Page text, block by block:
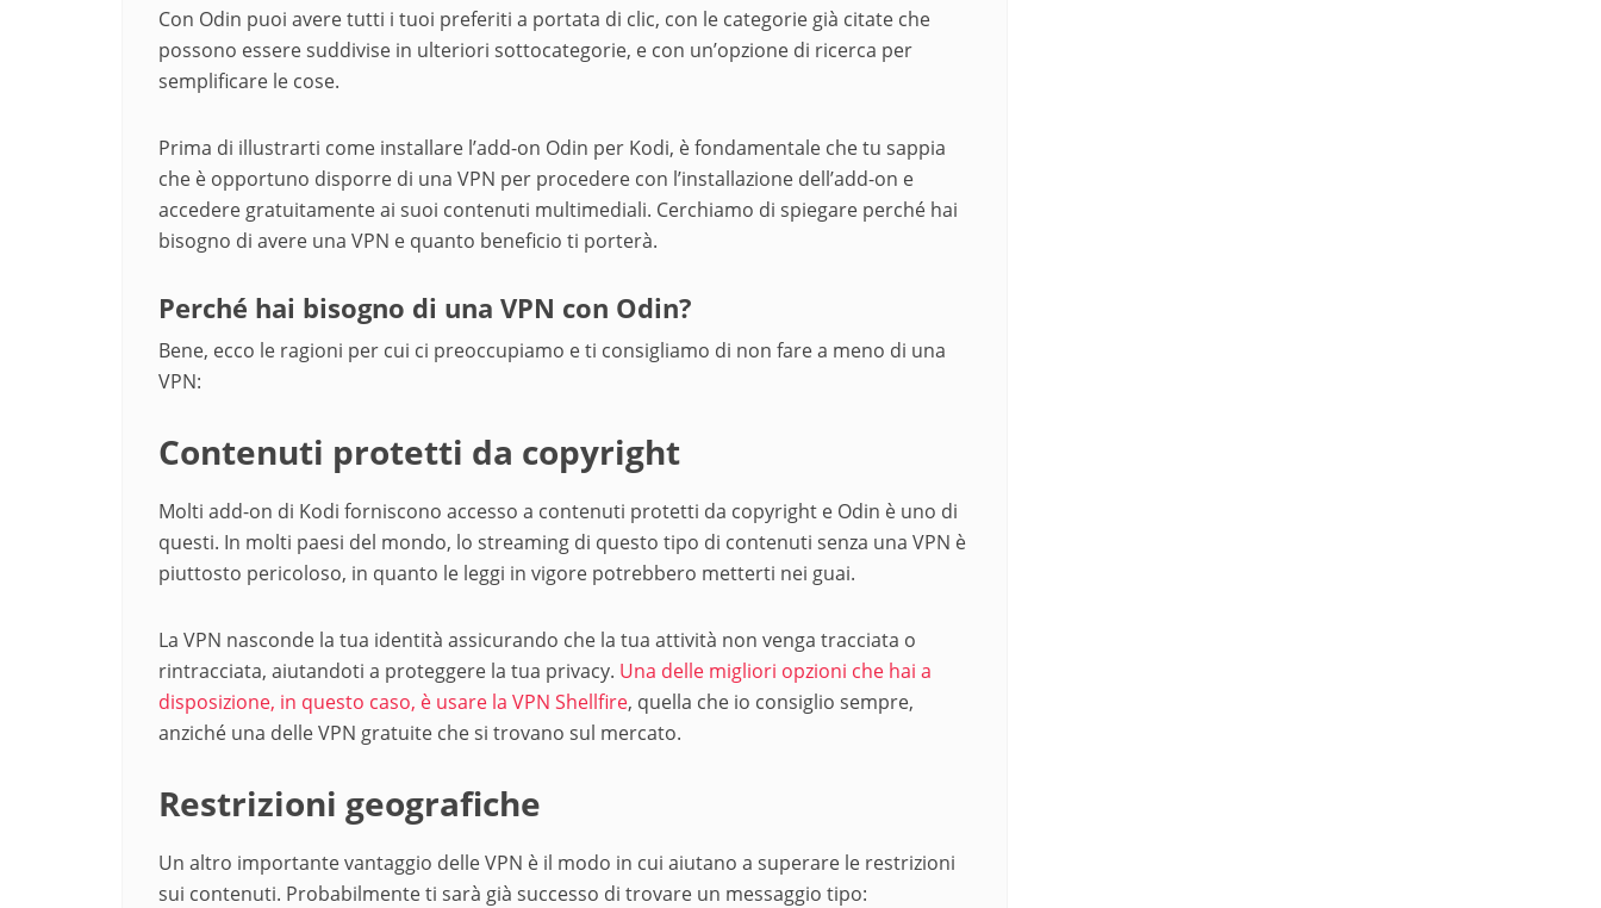
Con Odin puoi avere tutti i tuoi preferiti a portata di clic, con le categorie già citate che
possono essere suddivise in ulteriori sottocategorie, e con un’opzione di ricerca per
semplificare le cose.
Prima di illustrarti come installare l’add-on Odin per Kodi, è fondamentale che tu sappia
che è opportuno disporre di una VPN per procedere con l’installazione dell’add-on e
accedere gratuitamente ai suoi contenuti multimediali. Cerchiamo di spiegare perché hai
bisogno di avere una VPN e quanto beneficio ti porterà.
Perché hai bisogno di una VPN con Odin?
Bene, ecco le ragioni per cui ci preoccupiamo e ti consigliamo di non fare a meno di una
VPN:
Contenuti protetti da copyright
Molti add-on di Kodi forniscono accesso a contenuti protetti da copyright e Odin è uno di
questi. In molti paesi del mondo, lo streaming di questo tipo di contenuti senza una VPN è
piuttosto pericoloso, in quanto le leggi in vigore potrebbero metterti nei guai.
La VPN nasconde la tua identità assicurando che la tua attività non venga tracciata o
rintracciata, aiutandoti a proteggere la tua privacy. Una delle migliori opzioni che hai a
disposizione, in questo caso, è usare la VPN Shellfire, quella che io consiglio sempre,
anziché una delle VPN gratuite che si trovano sul mercato.
Restrizioni geografiche
Un altro importante vantaggio delle VPN è il modo in cui aiutano a superare le restrizioni
sui contenuti. Probabilmente ti sarà già successo di trovare un messaggio tipo: